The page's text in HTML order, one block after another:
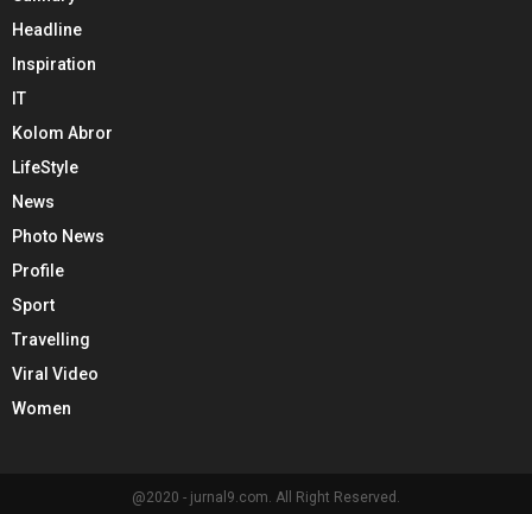
Headline
Inspiration
IT
Kolom Abror
LifeStyle
News
Photo News
Profile
Sport
Travelling
Viral Video
Women
@2020 - jurnal9.com. All Right Reserved.